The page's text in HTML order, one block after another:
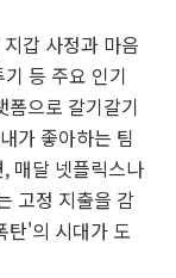
갑 사정과 마음
등 주요 인기
으로 갈기갈기
가 좋아하는 팀
매달 넷플릭스나
고정 지출을 감
탄'의 시대가 도